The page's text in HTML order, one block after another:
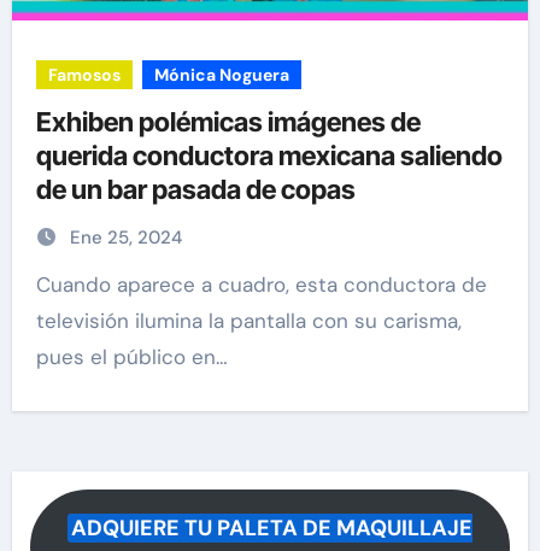
Famosos Mónica Noguera
Exhiben polémicas imágenes de
querida conductora mexicana saliendo
de un bar pasada de copas
Ene 25, 2024
Cuando aparece a cuadro, esta conductora de
televisión ilumina la pantalla con su carisma,
pues el público en…
ADQUIERE TU PALETA DE MAQUILLAJE